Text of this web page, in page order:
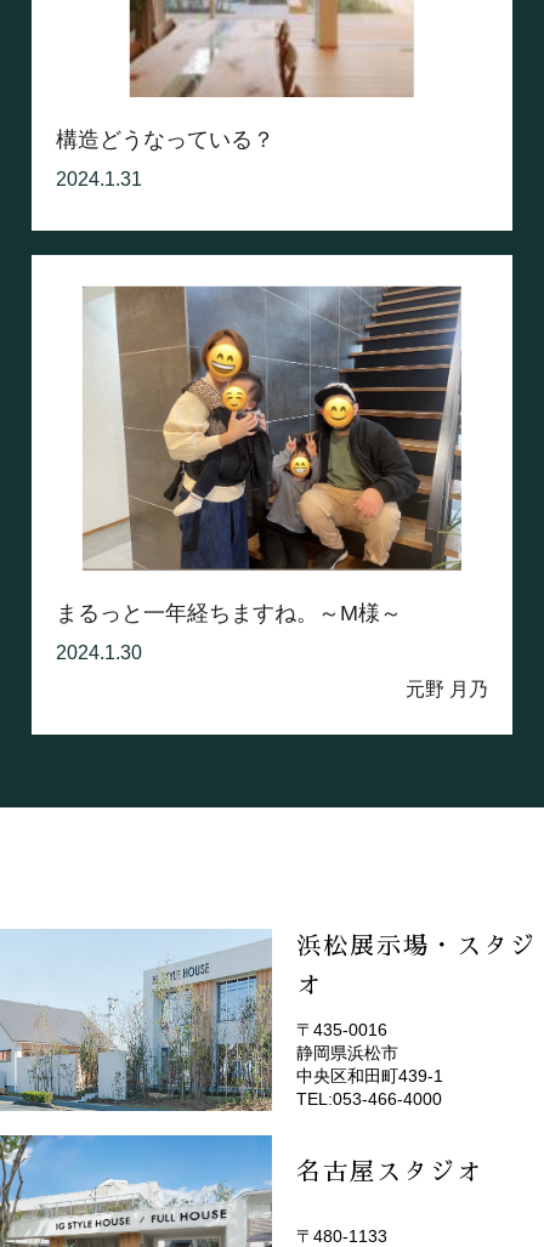
構造どうなっている？
2024.1.31
まるっと一年経ちますね。～M様～
2024.1.30
元野 月乃
浜松展示場・スタジ
オ
(EMOTOP浜松)
〒435-0016
静岡県浜松市
中央区和田町439-1
TEL:053-466-4000
名古屋スタジオ
〒480-1133